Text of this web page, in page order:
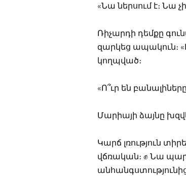
«Նա ներսում է։ Նա
Ռիչարդի դեմքը
զարկեց ապակուն։
կողպված։
«Ո՞ւր են
Մարիայի ձայնը
Կարճ լռություն
վճռական։ ✊ Նա